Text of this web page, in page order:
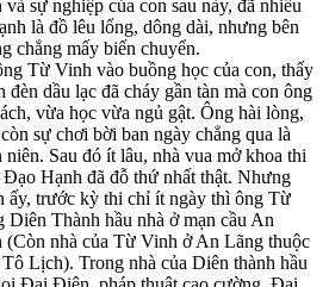
sự nghiệp của con sau này, đã nhiều
là đồ lêu lổng, dông dài, nhưng bên
chẳng mấy biến chuyển.
Từ Vinh vào buồng học của con, thấy
đèn dầu lạc đã cháy gần tàn mà con ông
vừa học vừa ngủ gật. Ông hài lòng,
sự chơi bời ban ngày chẳng qua là
Sau đó ít lâu, nhà vua mở khoa thi
Hạnh đã đỗ thứ nhất thật. Nhưng
ấy, trước kỳ thi chỉ ít ngày thì ông Từ
Thành hầu nhà ở mạn cầu An
(Còn nhà của Từ Vinh ở An Lãng thuộc
Lịch). Trong nhà của Diên thành hầu